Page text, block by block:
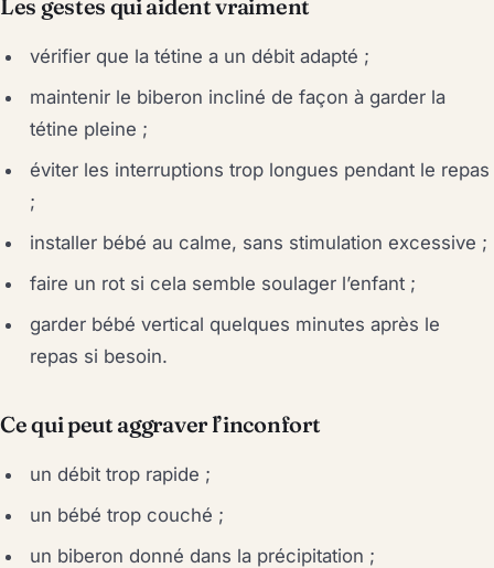
Les gestes qui aident vraiment
vérifier que la tétine a un débit adapté ;
maintenir le biberon incliné de façon à garder la
tétine pleine ;
éviter les interruptions trop longues pendant le repas
;
installer bébé au calme, sans stimulation excessive ;
faire un rot si cela semble soulager l’enfant ;
garder bébé vertical quelques minutes après le
repas si besoin.
Ce qui peut aggraver l’inconfort
un débit trop rapide ;
un bébé trop couché ;
un biberon donné dans la précipitation ;